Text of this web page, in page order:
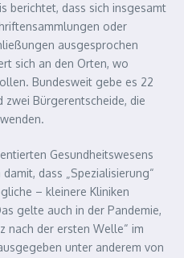
berichtet, dass sich insgesamt
oder
ausgesprochen
sich an den Orten, wo
Bundesweit gebe es 22
Bürgerentscheide, die
Gesundheitswesens
dass „Spezialisierung“
– kleinere Kliniken
gelte auch in der Pandemie,
nach der ersten Welle“ im
unter anderem von